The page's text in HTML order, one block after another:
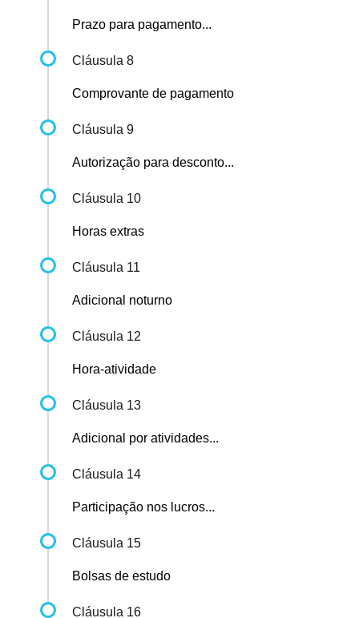
Prazo para pagamento...
Cláusula 8
Comprovante de pagamento
Cláusula 9
Autorização para desconto...
Cláusula 10
Horas extras
Cláusula 11
Adicional noturno
Cláusula 12
Hora-atividade
Cláusula 13
Adicional por atividades...
Cláusula 14
Participação nos lucros...
Cláusula 15
Bolsas de estudo
Cláusula 16